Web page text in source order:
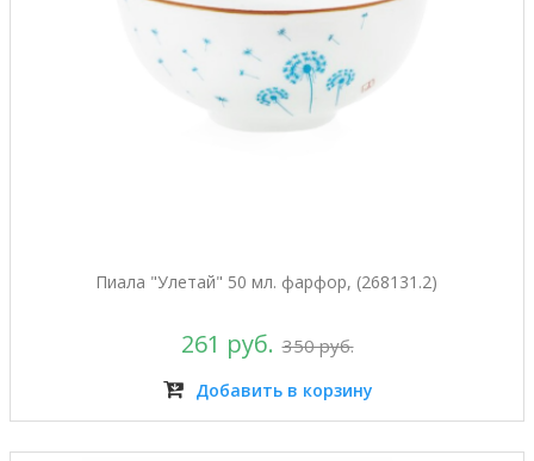
Пиала "Улетай" 50 мл. фарфор, (268131.2)
261 руб. 350 руб.
Добавить в корзину